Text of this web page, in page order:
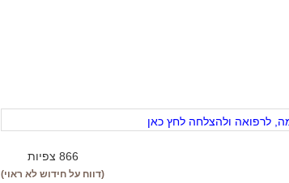
לרפואה ולהצלחה לחץ כאן
866 צפיות
(דווח על חידוש לא ראוי)